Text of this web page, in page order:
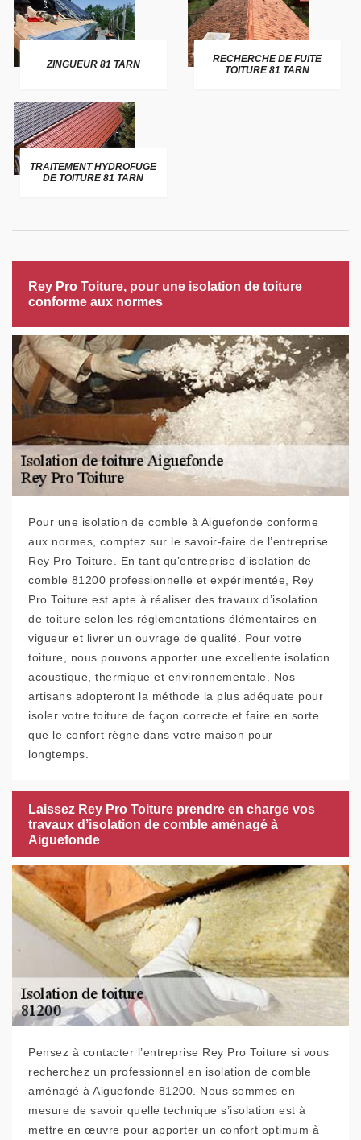
ZINGUEUR 81 TARN
RECHERCHE DE FUITE
TOITURE 81 TARN
TRAITEMENT HYDROFUGE
DE TOITURE 81 TARN
Rey Pro Toiture, pour une isolation de toiture
conforme aux normes
Pour une isolation de comble à Aiguefonde conforme
aux normes, comptez sur le savoir-faire de l’entreprise
Rey Pro Toiture. En tant qu’entreprise d’isolation de
comble 81200 professionnelle et expérimentée, Rey
Pro Toiture est apte à réaliser des travaux d’isolation
de toiture selon les réglementations élémentaires en
vigueur et livrer un ouvrage de qualité. Pour votre
toiture, nous pouvons apporter une excellente isolation
acoustique, thermique et environnementale. Nos
artisans adopteront la méthode la plus adéquate pour
isoler votre toiture de façon correcte et faire en sorte
que le confort règne dans votre maison pour
longtemps.
Laissez Rey Pro Toiture prendre en charge vos
travaux d’isolation de comble aménagé à
Aiguefonde
Pensez à contacter l’entreprise Rey Pro Toiture si vous
recherchez un professionnel en isolation de comble
aménagé à Aiguefonde 81200. Nous sommes en
mesure de savoir quelle technique s’isolation est à
mettre en œuvre pour apporter un confort optimum à